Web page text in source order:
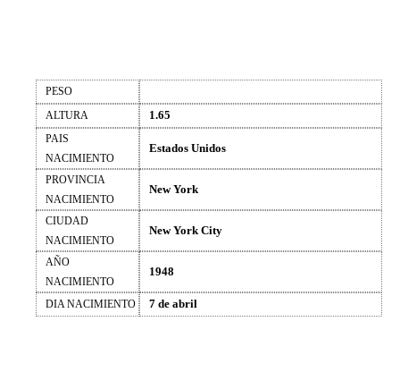
PESO
ALTURA
1.65
PAIS
NACIMIENTO
Estados Unidos
PROVINCIA
NACIMIENTO
New York
CIUDAD
NACIMIENTO
New York City
AÑO
NACIMIENTO
1948
DIA NACIMIENTO 7 de abril